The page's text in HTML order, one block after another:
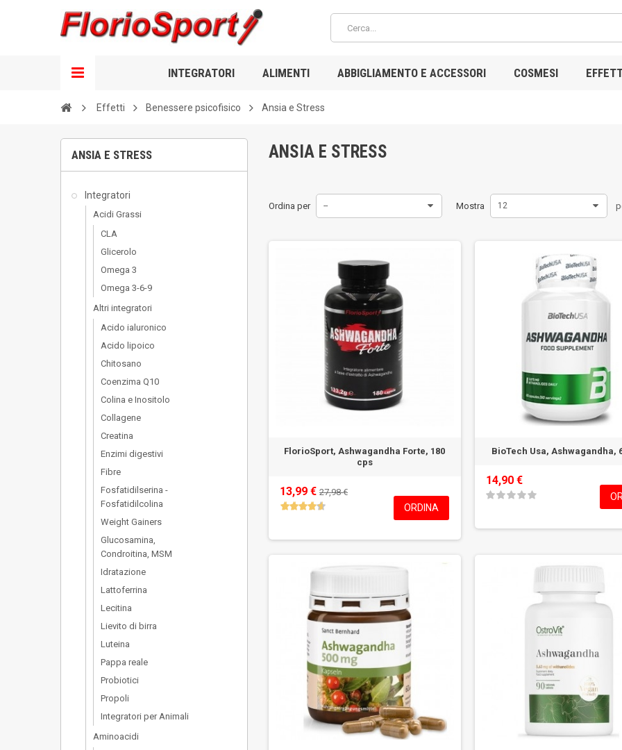
INTEGRATORI ALIMENTI ABBIGLIAMENTO E ACCESSORI COSMESI
Effetti Benessere psicofisico Ansia e Stress
ANSIA E STRESS
Integratori
Acidi Grassi
CLA
Glicerolo
Omega 3
Omega 3-6-9
Altri integratori
Acido ialuronico
Acido lipoico
Chitosano
Coenzima Q10
Colina e Inositolo
Collagene
Creatina
Enzimi digestivi
Fibre
Fosfatidilserina -
Fosfatidilcolina
Weight Gainers
Glucosamina,
Condroitina, MSM
Idratazione
Lattoferrina
Lecitina
Lievito di birra
Luteina
Pappa reale
Probiotici
Propoli
Integratori per Animali
Aminoacidi
ANSIA E STRESS
Ordina per -- Mostra 12
FlorioSport, Ashwagandha Forte, 180
cps
13,99 € 27,98 €
ORDINA
BioTech Usa, Ashwagandha,
14,90 €